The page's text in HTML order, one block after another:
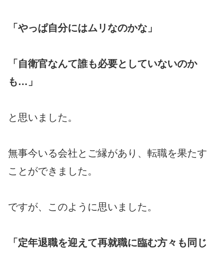
「やっぱ自分にはムリなのかな」
「自衛官なんて誰も必要としていないのか
も…」
と思いました。
無事今いる会社とご縁があり、転職を果たす
ことができました。
ですが、このように思いました。
「定年退職を迎えて再就職に臨む方々も同じ